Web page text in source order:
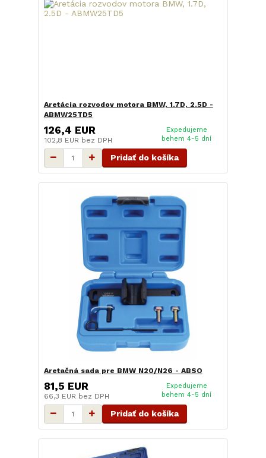
Aretácia rozvodov motora BMW, 1.7D, 2.5D -
ABMW25TD5
126,4 EUR
102,8 EUR bez DPH
Expedujeme
behem 4-5 dní
Pridať do košíka
Aretačná sada pre BMW N20/N26 - ABSO
81,5 EUR
66,3 EUR bez DPH
Expedujeme
behem 4-5 dní
Pridať do košíka